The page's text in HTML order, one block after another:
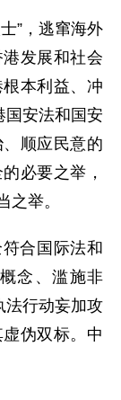
”，逃窜海外
发展和社会
本利益、冲
国安法和国安
顺应民意的
必要之举，
之举。
合国际法和
念、滥施非
法行动妄加攻
伪双标。中